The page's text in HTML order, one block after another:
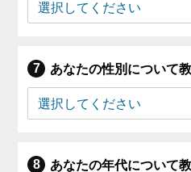
あなたの性別について
あなたの年代について